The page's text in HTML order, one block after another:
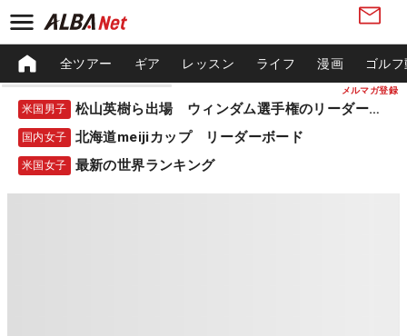
メルマガ登録
全ツアー ギア レッスン ライフ 漫画 ゴル
米国男子 松山英樹ら出場 ウィンダム選手権のリーダーボード
国内女子 北海道meijiカップ リーダーボード
米国女子 最新の世界ランキング